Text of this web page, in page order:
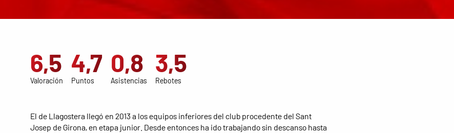
Valoración
6,5
Puntos
4,7
Asistencias
0,8
Rebotes
3,5
El de Llagostera llegó en 2013 a los equipos inferiores del club procedente del Sant
Josep de Girona, en etapa junior. Desde entonces ha ido trabajando sin descanso hasta